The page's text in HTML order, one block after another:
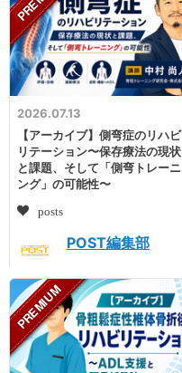
2026.07.13
【アーカイブ】側弯症のリハビ
リテーション〜保存療法の現状
と課題、そして「側弯トレーニ
ング」の可能性〜
posts
POST編集部